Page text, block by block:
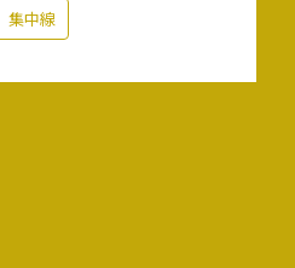
集中線